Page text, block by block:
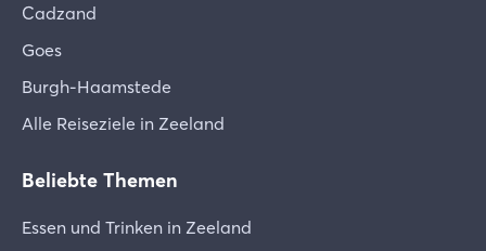
Cadzand
Goes
Burgh-Haamstede
Alle Reiseziele in Zeeland
Beliebte Themen
Essen und Trinken in Zeeland